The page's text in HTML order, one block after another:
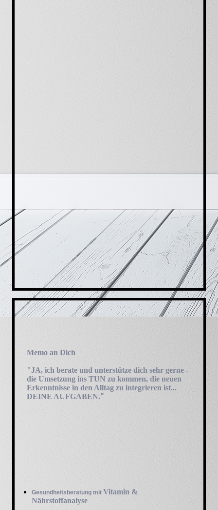
Memo an Dich
"JA, ich berate und unterstütze dich sehr gerne -
die Umsetzung ins TUN zu kommen, die neuen
Erkenntnisse in den Alltag zu integrieren ist...
DEINE AUFGABEN."
Gesundheitsberatung mit Vitamin &
Nährstoffanalyse